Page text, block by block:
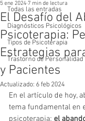
Todas las entradas
Diagnósticos Psicológicos
Tipos de Psicoterapia
Trastorno de Personalidad
El Desafío del
Psicoterapia:
Estrategias
y Pacientes
5 ene 2024 7 min de lectura
Actualizado: 6 feb 2024
En el artículo de hoy,
tema fundamental en
psicoterapia: el